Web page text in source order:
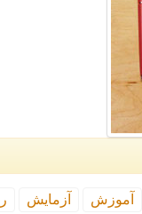
آموزش آزمایش